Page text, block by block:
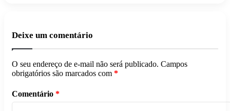
Deixe um comentário
O seu endereço de e-mail não será publicado. Campos
obrigatórios são marcados com *
Comentário *